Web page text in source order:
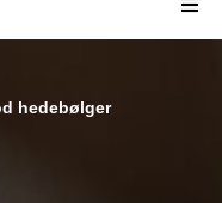
hedebølger